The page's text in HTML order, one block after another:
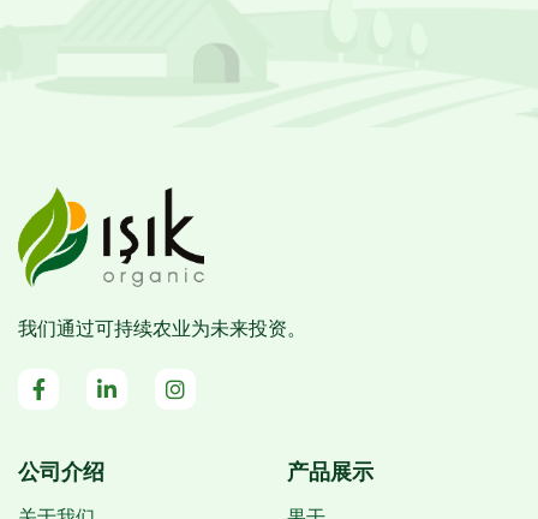
我们通过可持续农业为未来投资。
公司介绍 产品展示